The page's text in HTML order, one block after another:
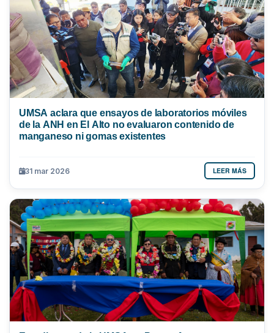
UMSA aclara que ensayos de laboratorios móviles
de la ANH en El Alto no evaluaron contenido de
manganeso ni gomas existentes
31 mar 2026 LEER MÁS